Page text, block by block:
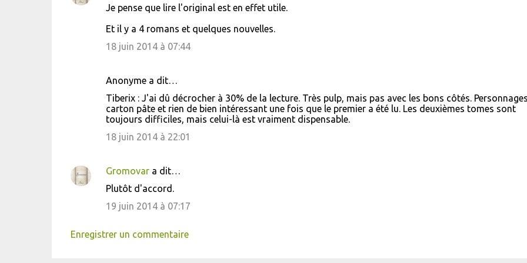
Je pense que lire l'original est en effet utile.
Et il y a 4 romans et quelques nouvelles.
18 juin 2014 à 07:44
Anonyme a dit…
Tiberix : J'ai dû décrocher à 30% de la lecture. Très pulp, mais pas avec les bons côtés.
carton pâte et rien de bien intéressant une fois que le premier a été lu. Les deuxièmes tomes sont
toujours difficiles, mais celui-là est vraiment dispensable.
18 juin 2014 à 22:01
Gromovara dit…
Plutôt d'accord.
19 juin 2014 à 07:17
Enregistrer un commentaire